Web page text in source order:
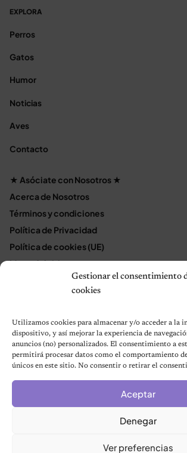
Gestionar el consentimiento
cookies
Utilizamos cookies para almacenar y/o acceder a la
dispositivo, y así mejorar la experiencia de
anuncios (no) personalizados. El consentimiento a
permitirá procesar datos como el comportamiento
únicos en este sitio. No consentir o retirar el
Aceptar
Denegar
Ver preferencias
EXPLORA
Perros
Gatos
Humor
Noticias
Aves
Contacto
★ Asóciate con Nosotros ★
Acerca de Nosotros
Términos y condiciones
Política de Privacidad
Política de cookies (UE)
Mapa del sitio
Terms and Conditions
© 2026 Notas de Mascotas
Política de privacidad